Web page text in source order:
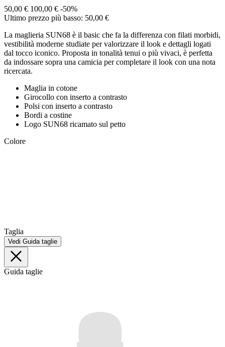
50,00 € 100,00 € -50%
Ultimo prezzo più basso: 50,00 €
La maglieria SUN68 è il basic che fa la differenza con filati morbidi,
vestibilità moderne studiate per valorizzare il look e dettagli logati
dal tocco iconico. Proposta in tonalità tenui o più vivaci, è perfetta
da indossare sopra una camicia per completare il look con una nota
ricercata.
Maglia in cotone
Girocollo con inserto a contrasto
Polsi con inserto a contrasto
Bordi a costine
Logo SUN68 ricamato sul petto
Colore
Taglia
Vedi Guida taglie
Guida taglie